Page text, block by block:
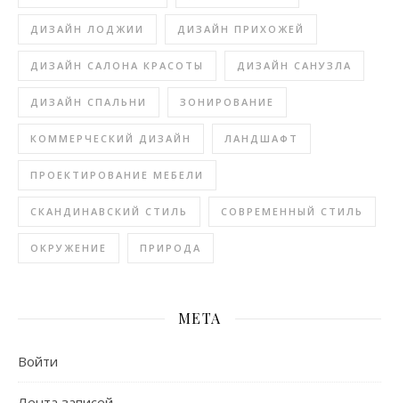
ДИЗАЙН ЛОДЖИИ ДИЗАЙН ПРИХОЖЕЙ
ДИЗАЙН САЛОНА КРАСОТЫ ДИЗАЙН САНУЗЛА
ДИЗАЙН СПАЛЬНИ ЗОНИРОВАНИЕ
КОММЕРЧЕСКИЙ ДИЗАЙН ЛАНДШАФТ
ПРОЕКТИРОВАНИЕ МЕБЕЛИ
СКАНДИНАВСКИЙ СТИЛЬ СОВРЕМЕННЫЙ СТИЛЬ
ОКРУЖЕНИЕ ПРИРОДА
МЕТА
Войти